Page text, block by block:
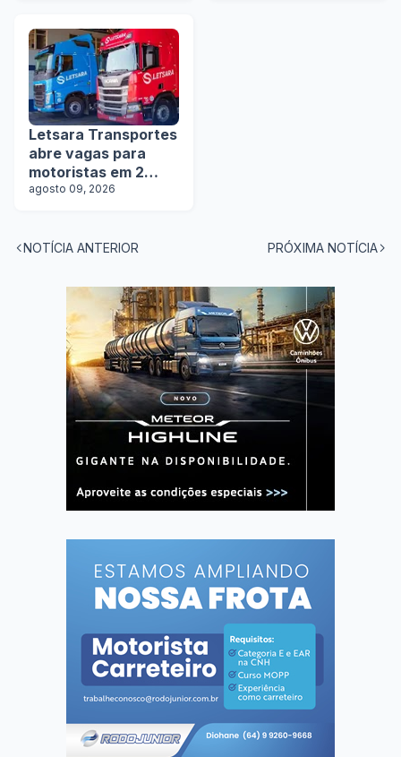
Letsara Transportes
abre vagas para
motoristas em 2
estados
agosto 09, 2026
NOTÍCIA ANTERIOR PRÓXIMA NOTÍCIA